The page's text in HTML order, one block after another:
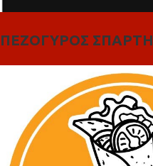
ΠΕΖΟΓΥΡΟΣ ΣΠΑΡΤΗ